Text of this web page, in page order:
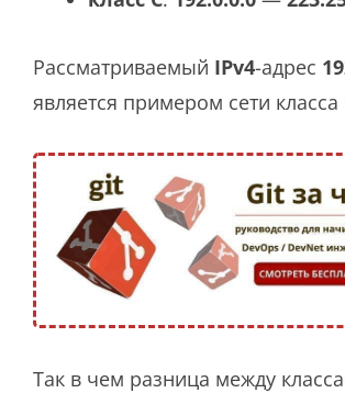
Рассматриваемый IPv4-адрес
является примером сети класса
Так в чем разница между